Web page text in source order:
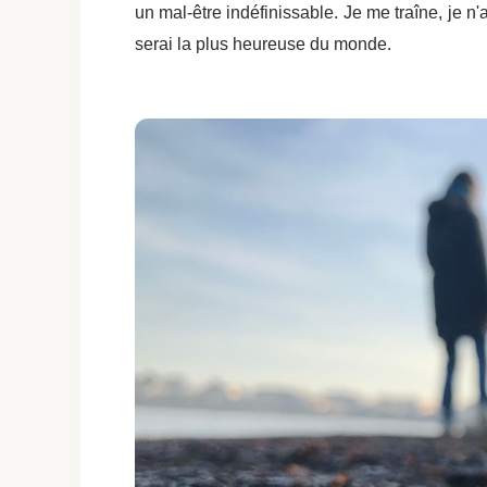
un mal-être indéfinissable. Je me traîne, je
serai la plus heureuse du monde.